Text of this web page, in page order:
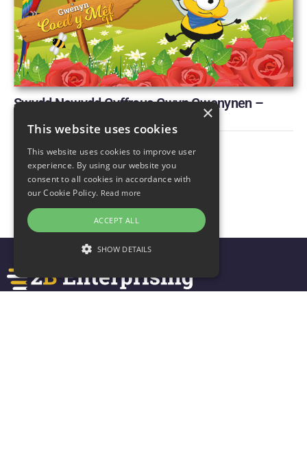
Swydd Newydd Gyffrous Gwyn Gwenynen –
×
This website uses cookies
This website uses cookies to improve user
experience. By using our website you
consent to all cookies in accordance with
our Cookie Policy. Read more
ACCEPT ALL
SHOW DETAILS